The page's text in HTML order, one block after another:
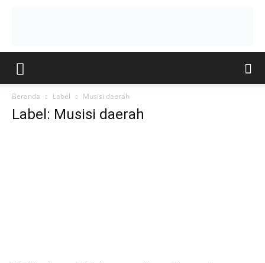
Beranda Label Musisi daerah
Label: Musisi daerah